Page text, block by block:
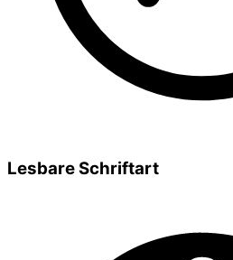
Lesbare Schriftart